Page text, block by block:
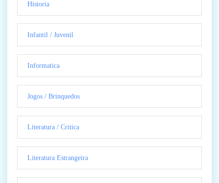
Historia
Infantil / Juvenil
Informatica
Jogos / Brinquedos
Literatura / Critica
Literatura Estrangeira